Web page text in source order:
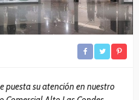
puesta su atención en nuestro